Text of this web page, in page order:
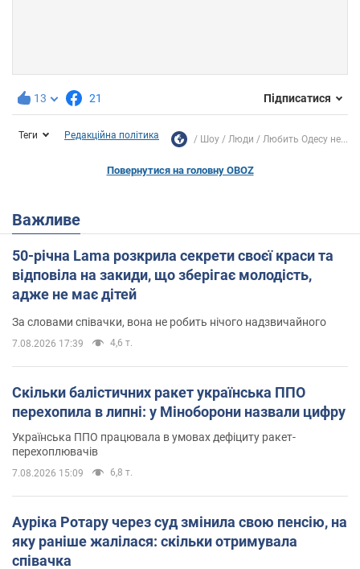
13 21 Підписатися
Теги Редакційна політика Шоу Люди Любить Одесу не...
Повернутися на головну OBOZ
Важливе
50-річна Lama розкрила секрети своєї краси та
відповіла на закиди, що зберігає молодість,
адже не має дітей
За словами співачки, вона не робить нічого надзвичайного
7.08.2026 17:39 4,6 т.
Скільки балістичних ракет українська ППО
перехопила в липні: у Міноборони назвали цифру
Українська ППО працювала в умовах дефіциту ракет-
перехоплювачів
7.08.2026 15:09 6,8 т.
Ауріка Ротару через суд змінила свою пенсію, на
яку раніше жалілася: скільки отримувала
співачка